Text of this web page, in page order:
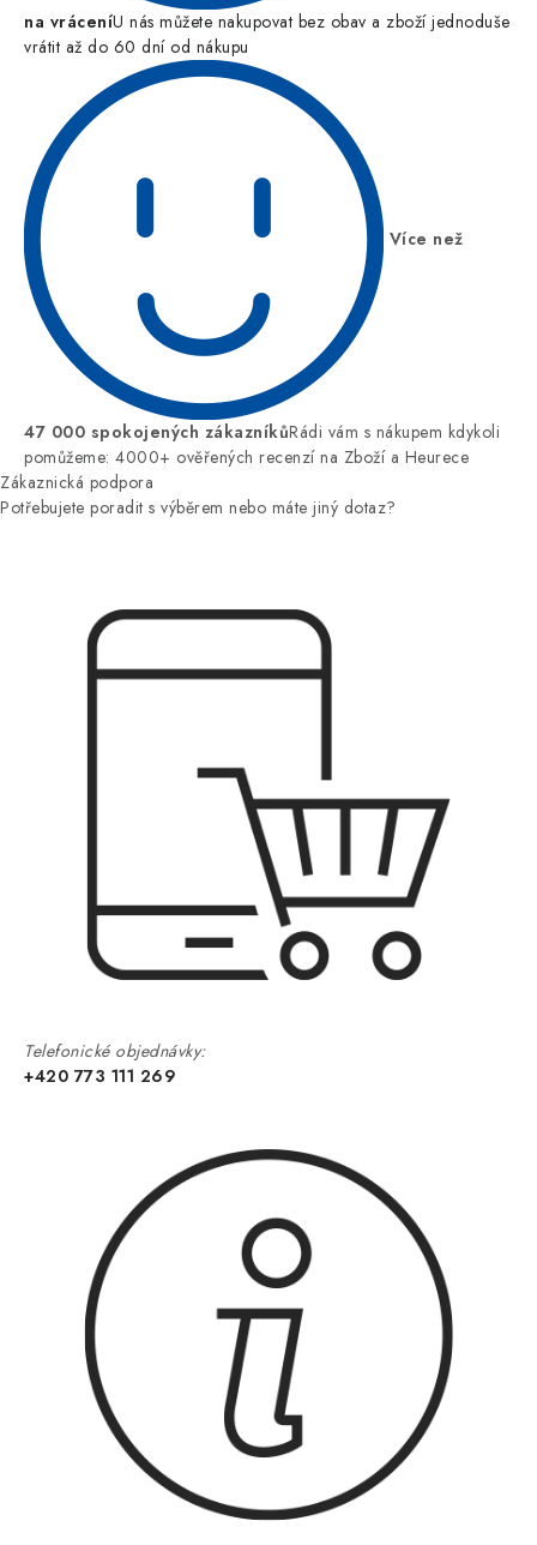
na vráceníU nás můžete nakupovat bez obav a zboží jednoduše
vrátit až do 60 dní od nákupu
Více než
47 000 spokojených zákazníkůRádi vám s nákupem kdykoli
pomůžeme: 4000+ ověřených recenzí na Zboží a Heurece
Zákaznická podpora
Potřebujete poradit s výběrem nebo máte jiný dotaz?
Telefonické objednávky:
+420 773 111 269